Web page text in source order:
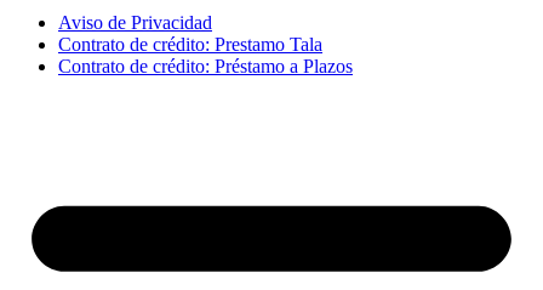
Aviso de Privacidad
Contrato de crédito: Prestamo Tala
Contrato de crédito: Préstamo a Plazos